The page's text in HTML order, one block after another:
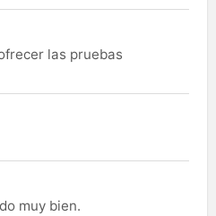
las pruebas
muy bien.